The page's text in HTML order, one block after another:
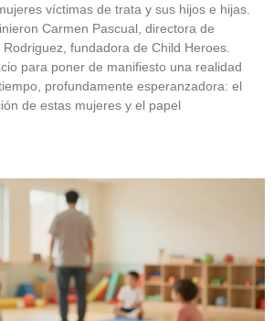
víctimas de trata y sus hijos e hijas.
Carmen Pascual, directora de
fundadora de Child Heroes.
para poner de manifiesto una realidad
profundamente esperanzadora: el
de estas mujeres y el papel